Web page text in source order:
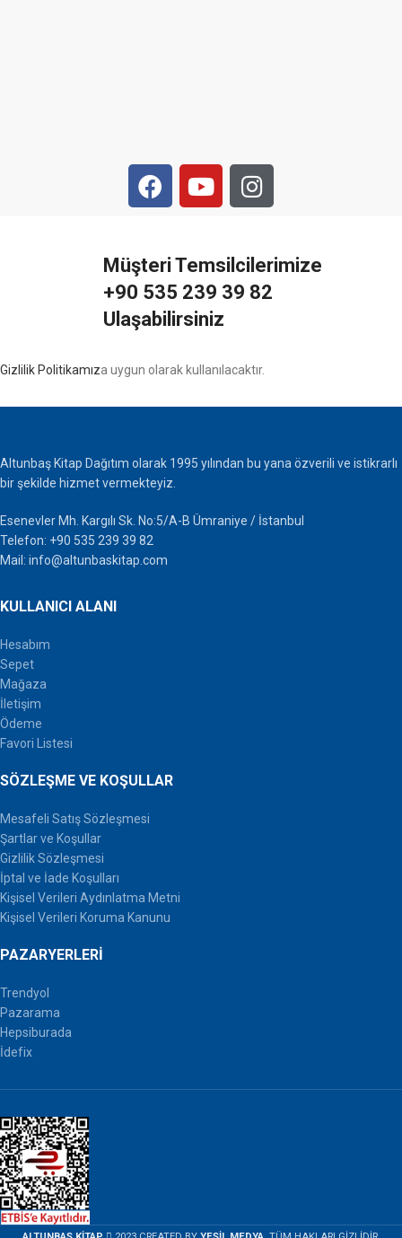
Müşteri Temsilcilerimize
+90 535 239 39 82
Ulaşabilirsiniz
Gizlilik Politikamıza uygun olarak kullanılacaktır.
Altunbaş Kitap Dağıtım olarak 1995 yılından bu yana özverili ve istikrarlı
bir şekilde hizmet vermekteyiz.
Esenevler Mh. Kargılı Sk. No:5/A-B Ümraniye / İstanbul
Telefon: +90 535 239 39 82
Mail: info@altunbaskitap.com
KULLANICI ALANI
Hesabım
Sepet
Mağaza
İletişim
Ödeme
Favori Listesi
SÖZLEŞME VE KOŞULLAR
Mesafeli Satış Sözleşmesi
Şartlar ve Koşullar
Gizlilik Sözleşmesi
İptal ve İade Koşulları
Kişisel Verileri Aydınlatma Metni
Kişisel Verileri Koruma Kanunu
PAZARYERLERI
Trendyol
Pazarama
Hepsiburada
İdefix